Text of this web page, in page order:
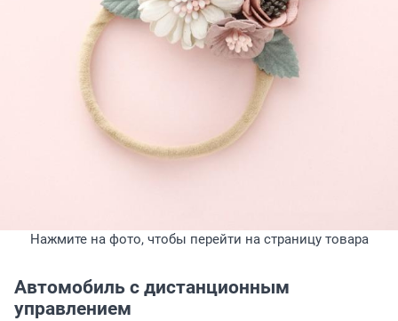
Нажмите на фото, чтобы перейти на страницу товара
Автомобиль с дистанционным
управлением